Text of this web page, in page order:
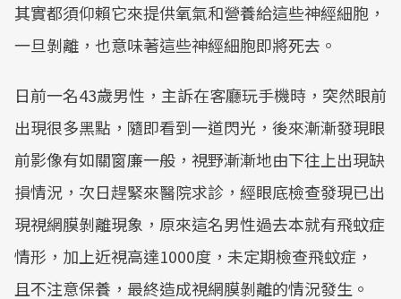
其實都須仰賴它來提供氧氣和營養給這些神經細胞，
一旦剝離，也意味著這些神經細胞即將死去。
日前一名43歲男性，主訴在客廳玩手機時，突然眼前
出現很多黑點，隨即看到一道閃光，後來漸漸發現眼
前影像有如關窗廉一般，視野漸漸地由下往上出現缺
損情況，次日趕緊來醫院求診，經眼底檢查發現已出
現視網膜剝離現象，原來這名男性過去本就有飛蚊症
情形，加上近視高達1000度，未定期檢查飛蚊症，
且不注意保養，最終造成視網膜剝離的情況發生。